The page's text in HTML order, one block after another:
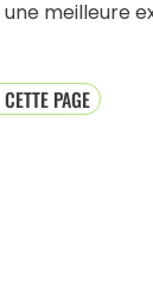
meilleure
PAGE